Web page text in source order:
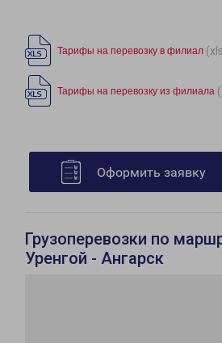
Тарифы на перевозку в филиал
Тарифы на перевозку из филиала
Оформить заявку
Грузоперевозки по
Уренгой - Ангарск